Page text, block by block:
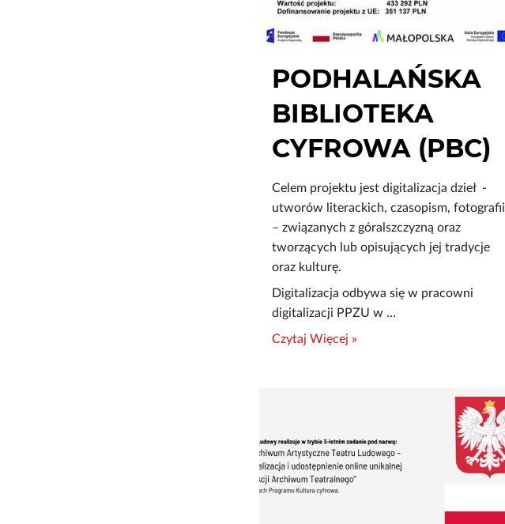
PODHALAŃSKA
BIBLIOTEKA
CYFROWA (PBC)
Celem projektu jest digitalizacja dzieł -
utworów literackich, czasopism, fotografii
– związanych z góralszczyzną oraz
tworzących lub opisujących jej tradycje
oraz kulturę.
Digitalizacja odbywa się w pracowni
digitalizacji PPZU w …
Czytaj Więcej »